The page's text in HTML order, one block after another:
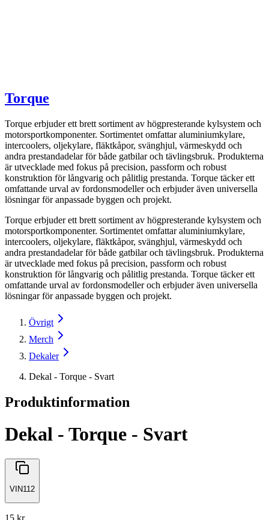
Torque
Torque erbjuder ett brett sortiment av högpresterande kylsystem och
motorsportkomponenter. Sortimentet omfattar aluminiumkylare,
intercoolers, oljekylare, fläktkåpor, svänghjul, värmeskydd och
andra prestandadelar för både gatbilar och tävlingsbruk. Produkterna
är utvecklade med fokus på precision, passform och robust
konstruktion för långvarig och pålitlig prestanda. Torque täcker ett
omfattande urval av fordonsmodeller och erbjuder även universella
lösningar för anpassade byggen och projekt.
Torque erbjuder ett brett sortiment av högpresterande kylsystem och
motorsportkomponenter. Sortimentet omfattar aluminiumkylare,
intercoolers, oljekylare, fläktkåpor, svänghjul, värmeskydd och
andra prestandadelar för både gatbilar och tävlingsbruk. Produkterna
är utvecklade med fokus på precision, passform och robust
konstruktion för långvarig och pålitlig prestanda. Torque täcker ett
omfattande urval av fordonsmodeller och erbjuder även universella
lösningar för anpassade byggen och projekt.
Övrigt
Merch
Dekaler
Dekal - Torque - Svart
Produktinformation
Dekal - Torque - Svart
VIN112